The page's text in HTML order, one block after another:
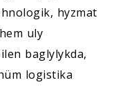
hyzmat
uly
baglylykda,
logistika